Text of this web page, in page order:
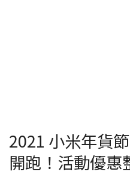
2021 小米年貨
開跑！活動優惠